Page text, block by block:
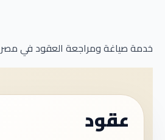
خدمة صياغة ومراجعة العقود في مصر
عقود